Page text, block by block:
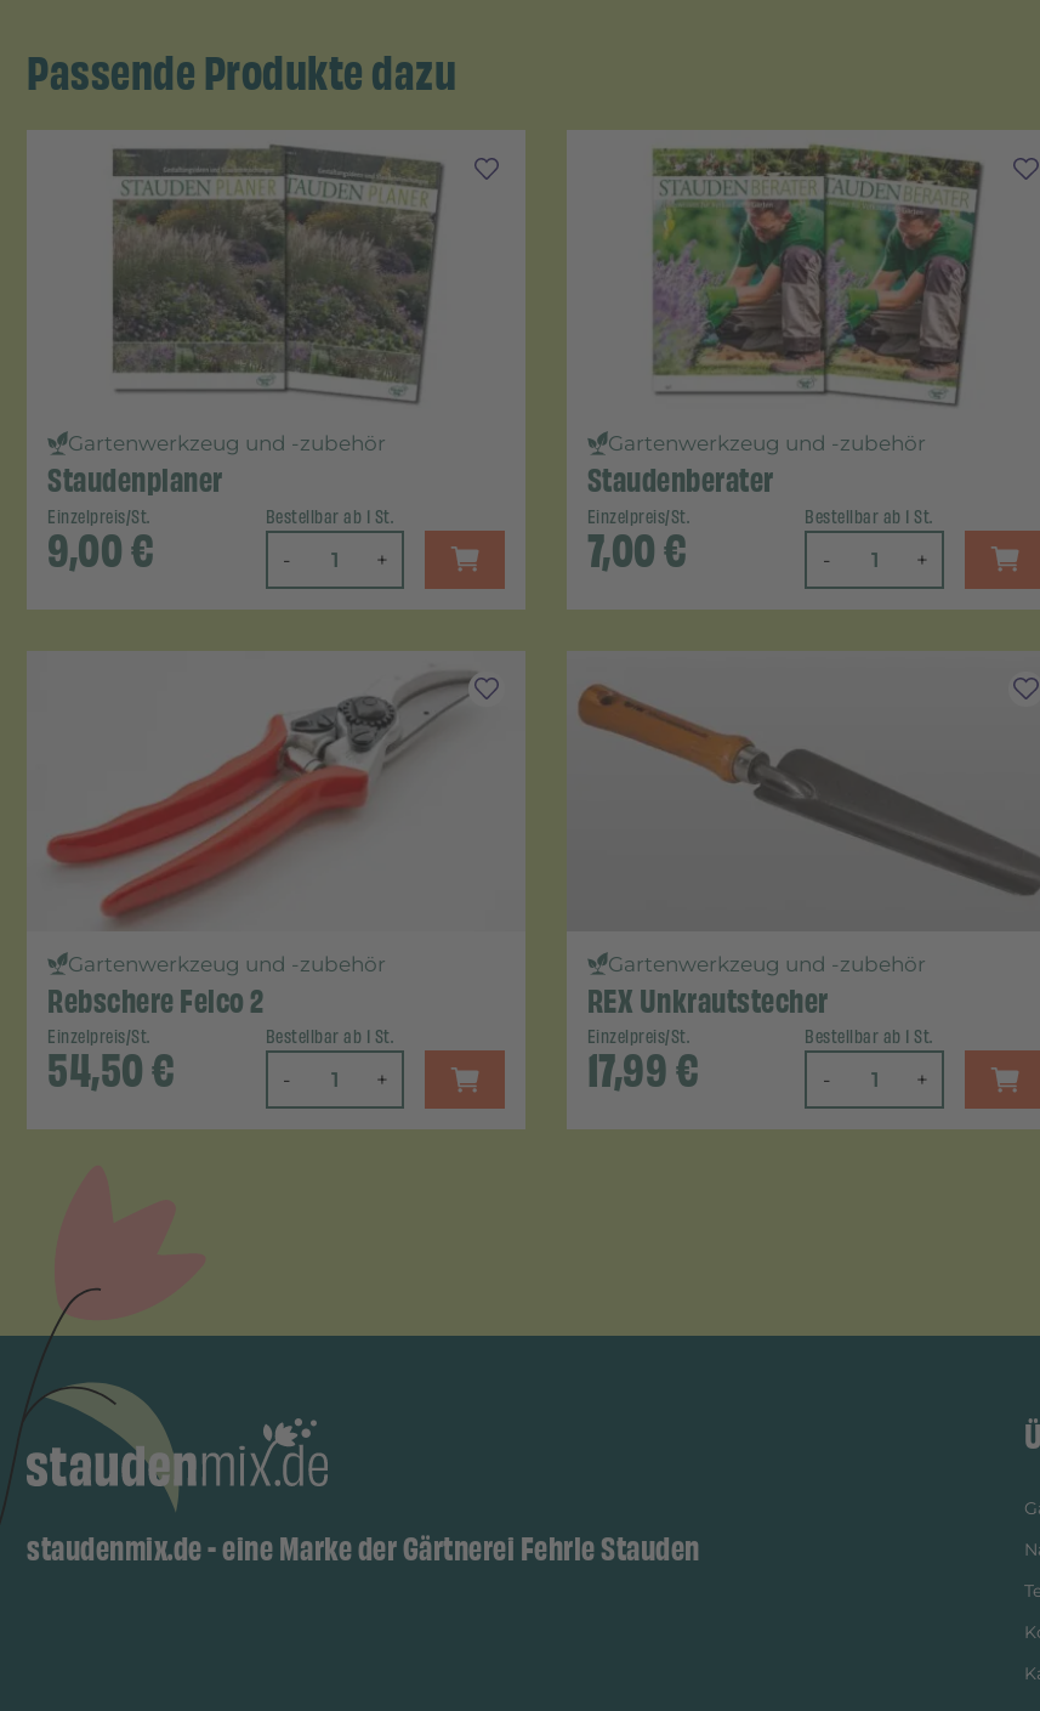
Passende Produkte dazu
Gartenwerkzeug und -zubehör
Staudenplaner
Einzelpreis/St.
9,00€
Bestellbar ab 1 St.
- +
Gartenwerkzeug und -zubehör
Staudenberater
Einzelpreis/St.
7,00€
Bestellbar ab 1 St.
- +
Gartenwerkzeug und -zubehör
Rebschere Felco 2
Einzelpreis/St.
54,50€
Bestellbar ab 1 St.
- +
Gartenwerkzeug und -zubehör
REX Unkrautstecher
Einzelpreis/St.
17,99€
Bestellbar ab 1 St.
- +
staudenmix.de - eine Marke der Gärtnerei Fehrle Stauden